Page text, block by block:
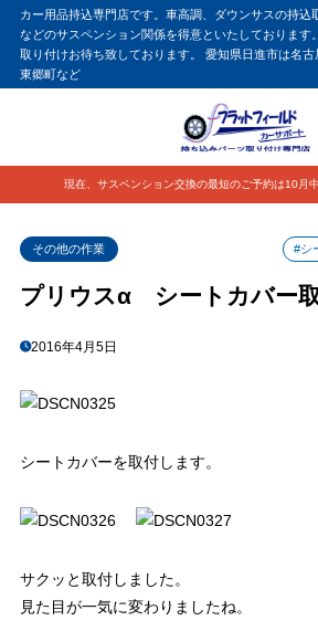
カー用品持込専門店です。車高調、ダウンサスの持込
などのサスペンション関係を得意といたしております
取り付けお待ち致しております。 愛知県日進市は名古
東郷町など
現在、サスペンション交換の最短のご予約は10月
その他の作業 #シ
プリウスα シートカバー
2016年4月5日
シートカバーを取付します。
サクッと取付しました。
見た目が一気に変わりましたね。